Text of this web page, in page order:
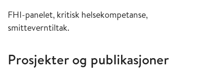
FHI-panelet, kritisk helsekompetanse,
smitteverntiltak.
Prosjekter og publikasjoner